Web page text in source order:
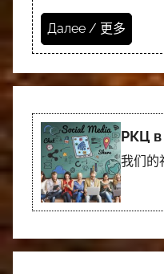
Далее / 更多
РКЦ в
我们的